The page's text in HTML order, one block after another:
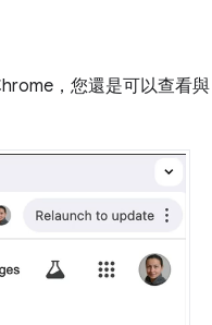
，您還是可以查看與